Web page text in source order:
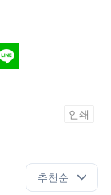
인쇄